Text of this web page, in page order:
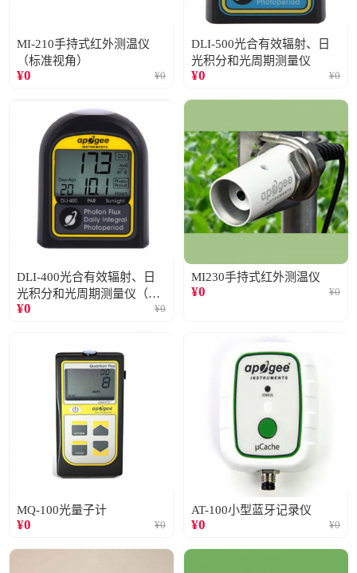
MI-210手持式红外测温仪
（标准视角）
¥0 ¥0
DLI-500光合有效辐射、日
光积分和光周期测量仪
¥0 ¥0
DLI-400光合有效辐射、日
光积分和光周期测量仪（仅
阳光）
¥0 ¥0
MI230手持式红外测温仪
¥0 ¥0
MQ-100光量子计
¥0 ¥0
AT-100小型蓝牙记录仪
¥0 ¥0